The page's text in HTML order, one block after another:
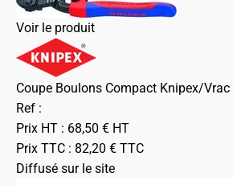
Voir le produit
Coupe Boulons Compact Knipex/Vrac
Ref :
Prix HT : 68,50 € HT
Prix TTC : 82,20 € TTC
Diffusé sur le site